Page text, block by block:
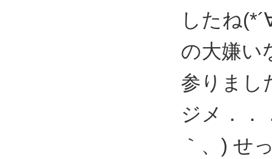
したね
の大嫌い
参りまし
ジメ．．
｀、) せ